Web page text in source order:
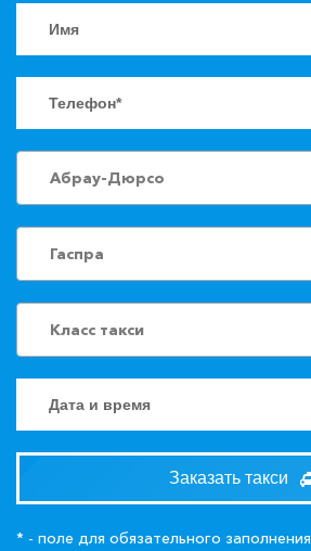
Абрау-Дюрсо
Гаспра
Класс такси
Заказать такси
* - поле для обязательного заполнения